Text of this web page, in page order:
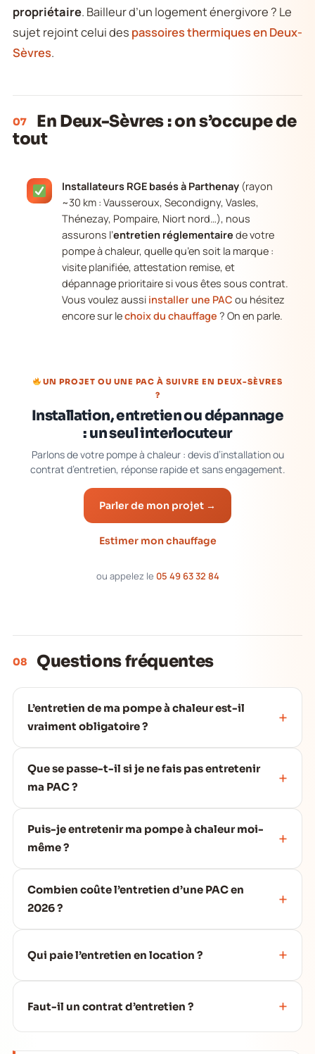
propriétaire. Bailleur d’un logement énergivore ? Le
sujet rejoint celui des passoires thermiques en Deux-
Sèvres.
07
En Deux-Sèvres : on s’occupe de
tout
Installateurs RGE basés à Parthenay (rayon
~30 km : Vausseroux, Secondigny, Vasles,
Thénezay, Pompaire, Niort nord…), nous
assurons l’entretien réglementaire de votre
pompe à chaleur, quelle qu’en soit la marque :
visite planifiée, attestation remise, et
dépannage prioritaire si vous êtes sous contrat.
Vous voulez aussi installer une PAC ou hésitez
encore sur lechoix du chauffage ? On en parle.
UN PROJET OU UNE PAC À SUIVRE EN DEUX-SÈVRES
?
Installation, entretien ou dépannage
: un seul interlocuteur
Parlons de votre pompe à chaleur : devis d’installation ou
contrat d’entretien, réponse rapide et sans engagement.
Parler de mon projet →
Estimer mon chauffage
ou appelez le 05 49 63 32 84
08 Questions fréquentes
L’entretien de ma pompe à chaleur est-il
vraiment obligatoire ?
Que se passe-t-il si je ne fais pas entretenir
ma PAC ?
Puis-je entretenir ma pompe à chaleur moi-
même ?
Combien coûte l’entretien d’une PAC en
2026 ?
Qui paie l’entretien en location ?
Faut-il un contrat d’entretien ?